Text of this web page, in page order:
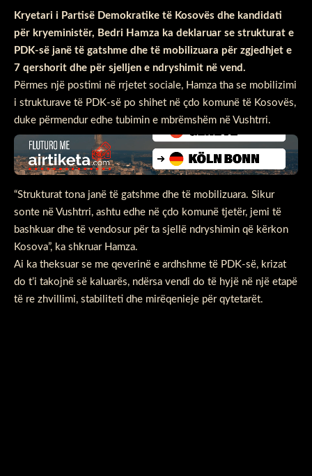
Kryetari i Partisë Demokratike të Kosovës dhe kandidati
për kryeministër, Bedri Hamza ka deklaruar se strukturat e
PDK-së janë të gatshme dhe të mobilizuara për zgjedhjet e
7 qershorit dhe për sjelljen e ndryshimit në vend.
Përmes një postimi në rrjetet sociale, Hamza tha se mobilizimi
i strukturave të PDK-së po shihet në çdo komunë të Kosovës,
duke përmendur edhe tubimin e mbrëmshëm në Vushtrri.
“Strukturat tona janë të gatshme dhe të mobilizuara. Sikur
sonte në Vushtrri, ashtu edhe në çdo komunë tjetër, jemi të
bashkuar dhe të vendosur për ta sjellë ndryshimin që kërkon
Kosova”, ka shkruar Hamza.
Ai ka theksuar se me qeverinë e ardhshme të PDK-së, krizat
do t’i takojnë së kaluarës, ndërsa vendi do të hyjë në një etapë
të re zhvillimi, stabiliteti dhe mirëqenieje për qytetarët.